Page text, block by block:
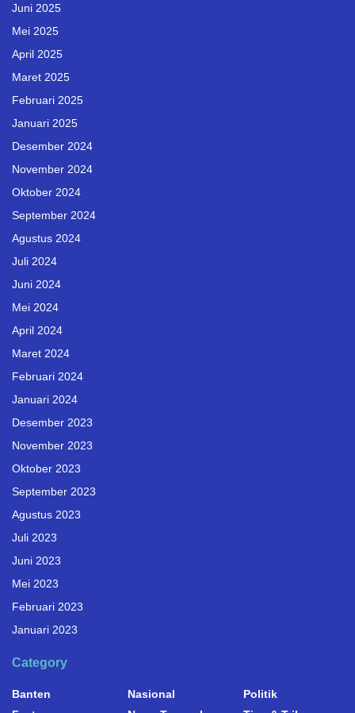
Juni 2025
Mei 2025
April 2025
Maret 2025
Februari 2025
Januari 2025
Desember 2024
November 2024
Oktober 2024
September 2024
Agustus 2024
Juli 2024
Juni 2024
Mei 2024
April 2024
Maret 2024
Februari 2024
Januari 2024
Desember 2023
November 2023
Oktober 2023
September 2023
Agustus 2023
Juli 2023
Juni 2023
Mei 2023
Februari 2023
Januari 2023
Category
Banten
Nasional
Politik